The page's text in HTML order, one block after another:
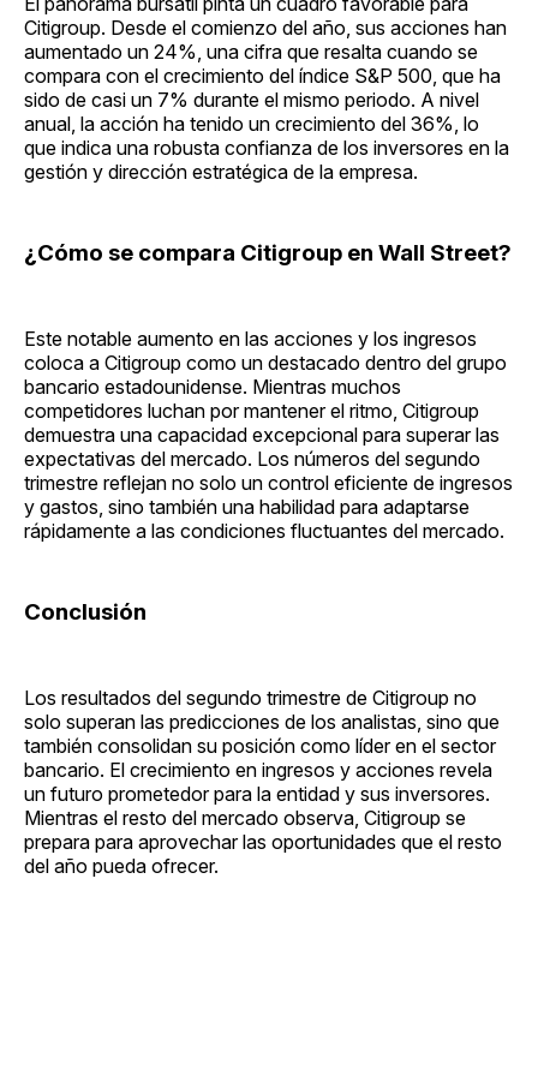
Citigroup. Desde el comienzo del año, sus acciones han
aumentado un 24%, una cifra que resalta cuando se
compara con el crecimiento del índice S&P 500, que ha
sido de casi un 7% durante el mismo periodo. A nivel
anual, la acción ha tenido un crecimiento del 36%, lo
que indica una robusta confianza de los inversores en la
gestión y dirección estratégica de la empresa.
¿Cómo se compara Citigroup en Wall Street?
Este notable aumento en las acciones y los ingresos
coloca a Citigroup como un destacado dentro del grupo
bancario estadounidense. Mientras muchos
competidores luchan por mantener el ritmo, Citigroup
demuestra una capacidad excepcional para superar las
expectativas del mercado. Los números del segundo
trimestre reflejan no solo un control eficiente de ingresos
y gastos, sino también una habilidad para adaptarse
rápidamente a las condiciones fluctuantes del mercado.
Conclusión
Los resultados del segundo trimestre de Citigroup no
solo superan las predicciones de los analistas, sino que
también consolidan su posición como líder en el sector
bancario. El crecimiento en ingresos y acciones revela
un futuro prometedor para la entidad y sus inversores.
Mientras el resto del mercado observa, Citigroup se
prepara para aprovechar las oportunidades que el resto
del año pueda ofrecer.